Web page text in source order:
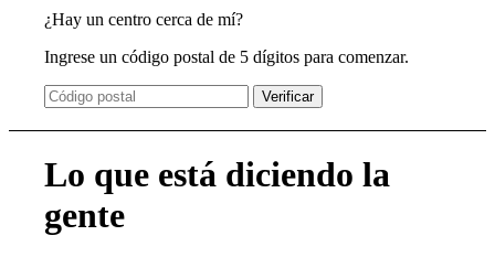
¿Hay un centro cerca de mí?
Ingrese un código postal de 5 dígitos para comenzar.
Verificar
Lo que está diciendo la
gente